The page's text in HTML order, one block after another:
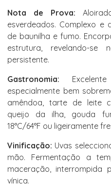
Nota de Prova:
esverdeados. Complexo e
de baunilha e fumo.
estrutura, revelando-
persistente.
Gastronomia:
especialmente bem
amêndoa, tarte de leite
queijo da ilha, gouda
18°C/64°F ou ligeiramente
Vinificação: Uvas
mão. Fermentação a
maceração, interrompida
vínica.